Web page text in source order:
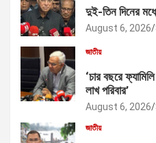
দুই-তিন দিনের
August 6, 2026
জাতীয়
‘চার বছরে
লাখ পরিবার’
August 6, 2026
জাতীয়